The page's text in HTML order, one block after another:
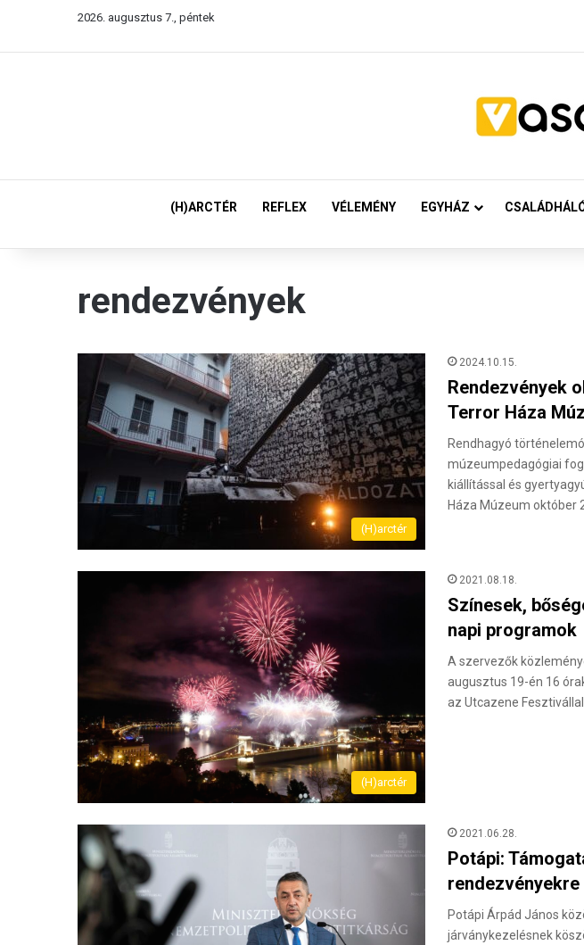
2026. augusztus 7., péntek
(H)ARCTÉR REFLEX VÉLEMÉNY EGYHÁZ
rendezvények
(H)arctér
2024.10.15.
Rendezvények
Terror Háza
Rendhagyó
múzeumpedagógiai
kiállítással és
Háza Múzeum október
(H)arctér
2021.08.18.
Színesek,
napi programok
A szervezők
augusztus 19-én 16
az Utcazene
2021.06.28.
Potápi:
rendezvényekre
Potápi Árpád János
járványkezelésnek